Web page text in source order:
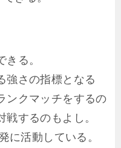
る。
強さの指標となる
ンクマッチをするの
するのもよし。
活動している。